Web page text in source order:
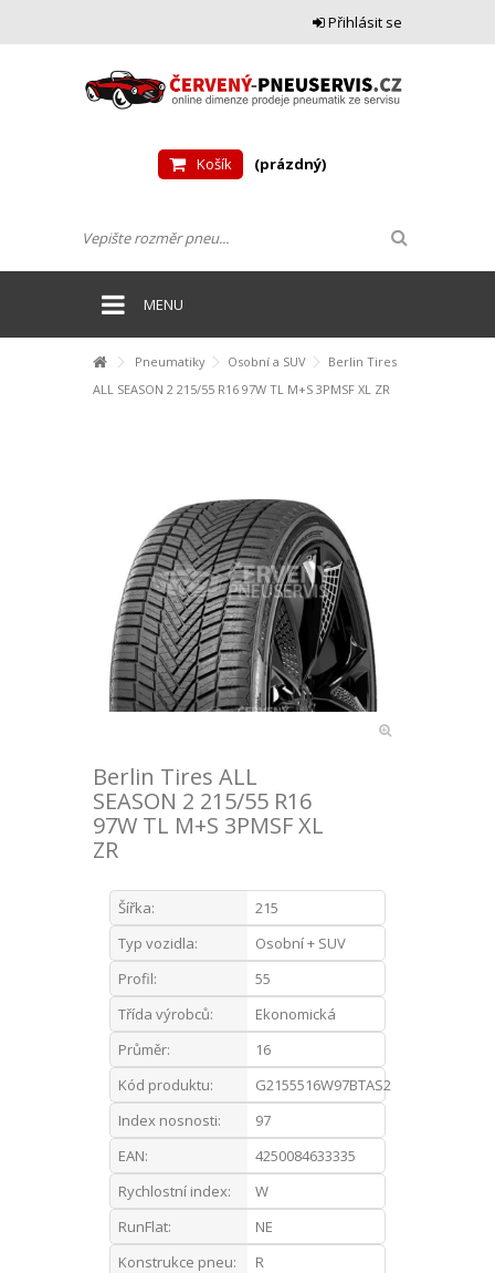
Přihlásit se
Košík (prázdný)
MENU
Pneumatiky Osobní a SUV
Berlin Tires
ALL SEASON 2 215/55 R16 97W TL M+S 3PMSF XL ZR
Berlin Tires ALL
SEASON 2 215/55 R16
97W TL M+S 3PMSF XL
ZR
Šířka:
215
Typ vozidla:
Osobní + SUV
Profil:
55
Třída výrobců:
Ekonomická
Průměr:
16
Kód produktu:
G2155516W97BTAS2
Index nosnosti:
97
EAN:
4250084633335
Rychlostní index:
W
RunFlat:
NE
Konstrukce pneu:
R